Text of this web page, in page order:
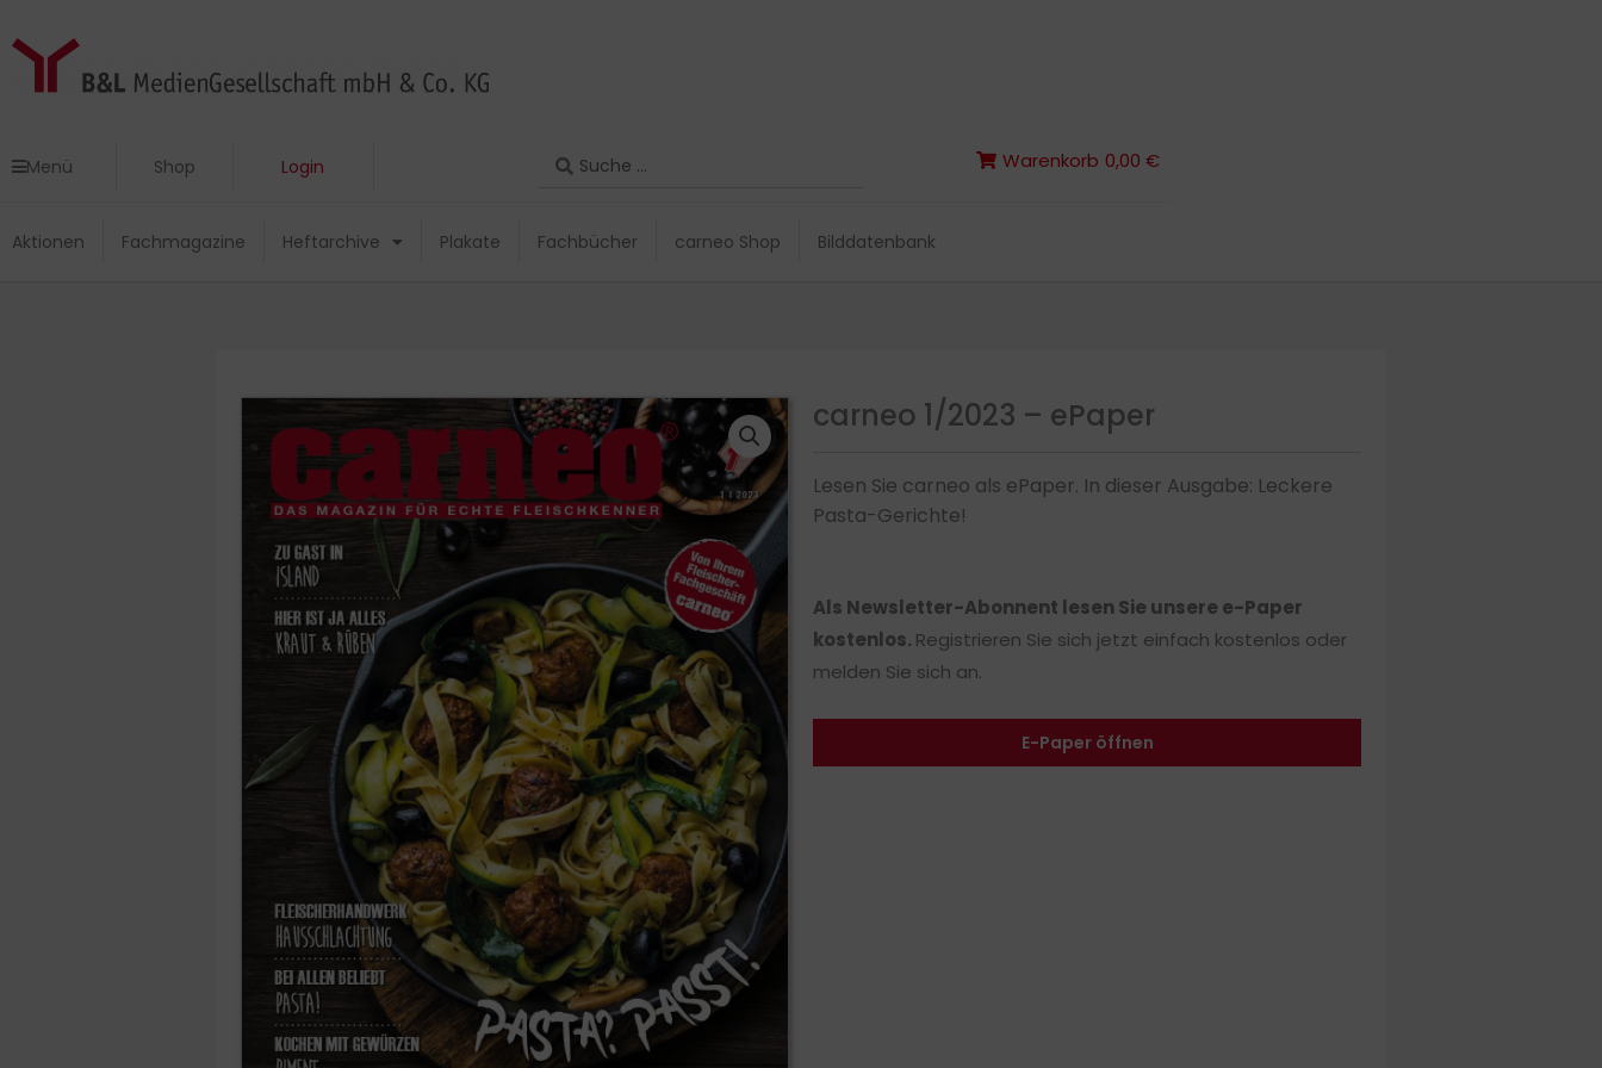
Inhalt
Menü Shop Login
Search
Warenkorb 0,00 €
Aktionen Fachmagazine Heftarchive Plakate Fachbücher carneo Shop Bilddatenbank
Menü Shop Login
Search
Warenkorb 0,00 €
Aktionen Fachmagazine Heftarchive Plakate Fachbücher carneo Shop Bilddatenbank
carneo 1/2023 – ePaper
Lesen Sie carneo als ePaper. In dieser Ausgabe: Leckere
Pasta-Gerichte!
Als Newsletter-Abonnent lesen Sie unsere e-Paper
kostenlos. Registrieren Sie sich jetzt einfach kostenlos oder
melden Sie sich an.
E-Paper öffnen